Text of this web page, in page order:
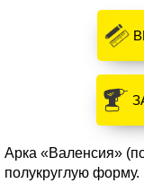
Арка «Валенсия»
полукруглую форму.